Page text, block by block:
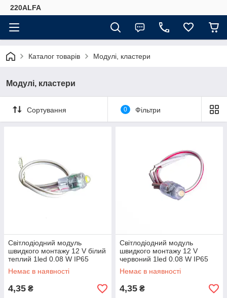
220ALFA
Каталог товарів Модулі, кластери
Модулі, кластери
Сортування 0 Фільтри
Світлодіодний модуль
швидкого монтажу 12 V білий
теплий 1led 0.08 W IP65
Немає в наявності
4,35 ₴
Світлодіодний модуль
швидкого монтажу 12 V
червоний 1led 0.08 W IP65
Немає в наявності
4,35 ₴